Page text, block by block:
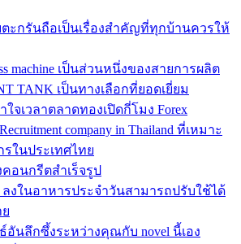
ะกรันถือเป็นเรื่องสำคัญที่ทุกบ้านควรให้
machine เป็นส่วนหนึ่งของสายการผลิต
TANK เป็นทางเลือกที่ยอดเยี่ยม
ใจเวลาตลาดทองเปิดกี่โมง Forex
company in Thailand ที่เหมาะ
ในประเทศไทย
อนกรีตสำเร็จรูป
ลงในอาหารประจำวันสามารถปรับใช้ได้
นลึกซึ้งระหว่างคุณกับ novel นี้เอง